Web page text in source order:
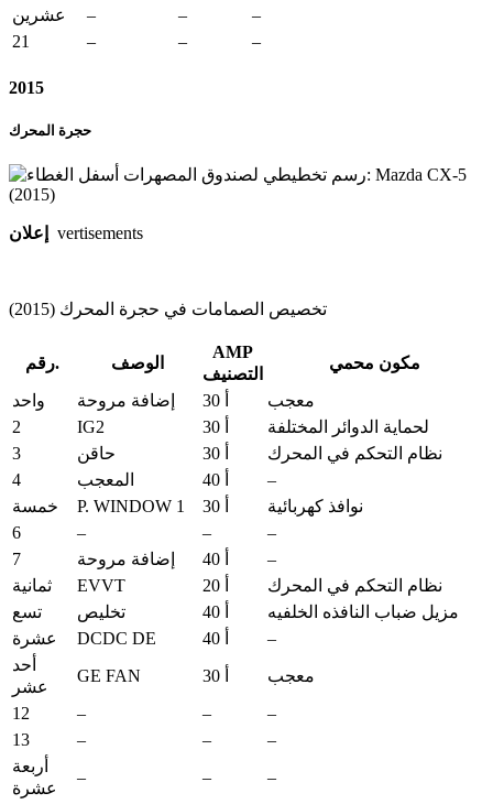
عشرين – –
–
21
– – –
2015
حجرة المحرك
إعلان vertisements
تخصيص الصمامات في حجرة المحرك (2015)
رقم. الوصف
AMP
التصنيف
مكون محمي
واحد
إضافة مروحة
معجب
2
IG2
لحماية الدوائر المختلفة
3
حاقن
نظام التحكم في المحرك
4
المعجب
–
خمسة
P. WINDOW 1
نوافذ كهربائية
6
– –
–
7
إضافة مروحة
–
ثمانية
EVVT
نظام التحكم في المحرك
تسع
تخليص
مزيل ضباب النافذه الخلفيه
عشرة
DCDC DE
–
أحد
عشر
GE FAN
معجب
12
– –
–
13
– –
–
أربعة
عشرة
– – –